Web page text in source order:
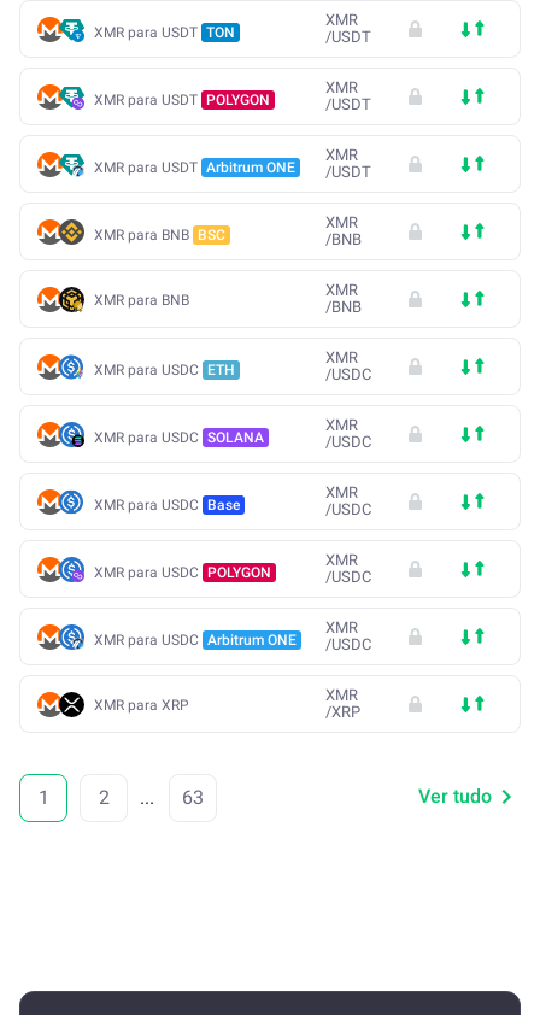
XMR para USDT TON
XMR
/USDT
XMR para USDT POLYGON
XMR
/USDT
XMR para USDT Arbitrum ONE
XMR
/USDT
XMR para BNB BSC
XMR
/BNB
XMR para BNB
XMR
/BNB
XMR para USDC ETH
XMR
/USDC
XMR para USDC SOLANA
XMR
/USDC
XMR para USDC Base
XMR
/USDC
XMR para USDC POLYGON
XMR
/USDC
XMR para USDC Arbitrum ONE
XMR
/USDC
XMR para XRP
XMR
/XRP
1 2 ... 63 Ver tudo